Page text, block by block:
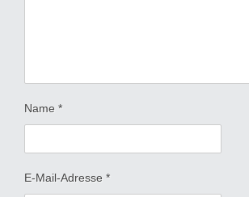
Name *
E-Mail-Adresse *